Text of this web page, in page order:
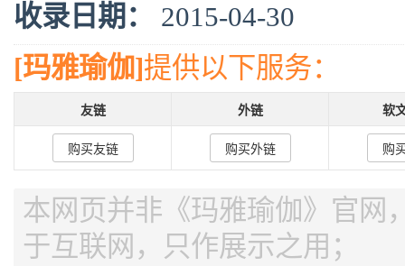
收录日期：
2015-04-30
[玛雅瑜伽]提供以下服务：
友链 外链 软
购买友链 购买外链 购
本网页并非《玛雅瑜伽》官网
于互联网，只作展示之用；